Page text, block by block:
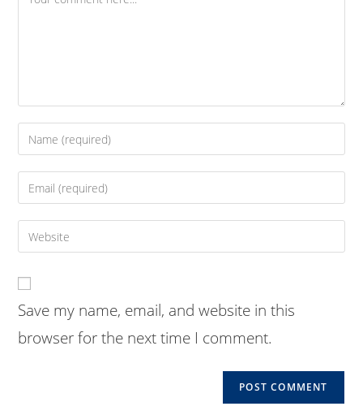
Enter
your
name
comment
Enter
your
email
address
comment
Enter
your
URL
(optional)
Save my name, email, and website in this
browser for the next time I comment.